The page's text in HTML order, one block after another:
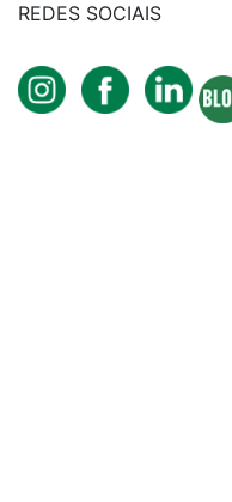
REDES SOCIAIS